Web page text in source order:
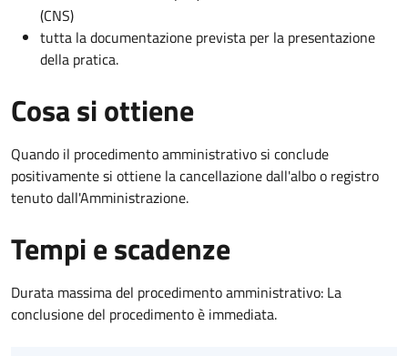
(CNS)
tutta la documentazione prevista per la presentazione
della pratica.
Cosa si ottiene
Quando il procedimento amministrativo si conclude
positivamente si ottiene la cancellazione dall'albo o registro
tenuto dall'Amministrazione.
Tempi e scadenze
Durata massima del procedimento amministrativo: La
conclusione del procedimento è immediata.